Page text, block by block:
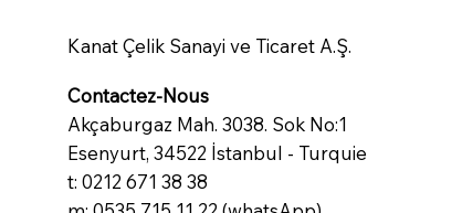
Kanat Çelik Sanayi ve Ticaret A.Ş.
Contactez-Nous
Akçaburgaz Mah. 3038. Sok No:1
Esenyurt, 34522 İstanbul - Turquie
t: 0212 671 38 38